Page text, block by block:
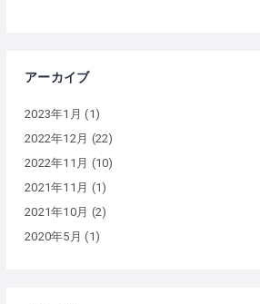
アーカイブ
2023年1月 (1)
2022年12月 (22)
2022年11月 (10)
2021年11月 (1)
2021年10月 (2)
2020年5月 (1)